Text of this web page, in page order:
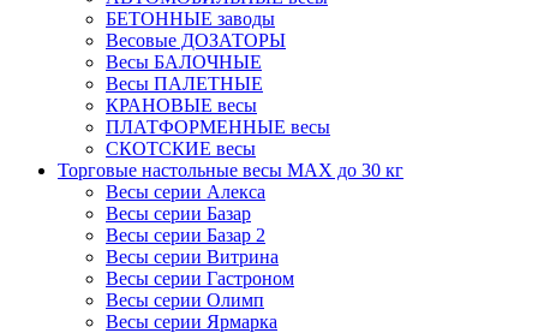
БЕТОННЫЕ заводы
Весовые ДОЗАТОРЫ
Весы БАЛОЧНЫЕ
Весы ПАЛЕТНЫЕ
КРАНОВЫЕ весы
ПЛАТФОРМЕННЫЕ весы
СКОТСКИЕ весы
Торговые настольные весы MAX до 30 кг
Весы серии Алекса
Весы серии Базар
Весы серии Базар 2
Весы серии Витрина
Весы серии Гастроном
Весы серии Олимп
Весы серии Ярмарка